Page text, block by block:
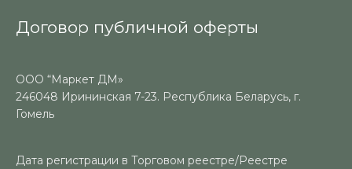
Договор публичной оферты
ООО “Маркет ДМ»
246048 Ирининская 7-23. Республика Беларусь, г.
Гомель
Дата регистрации в Торговом реестре/Реестре